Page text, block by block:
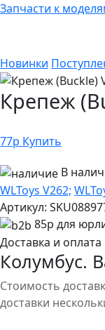
Запчасти к
Новинки
Крепеж
77р Купить
В
WLToys V262;
Артикул:
85р для
Доставка и оплата
Колумбус.
Стоимость
доставки